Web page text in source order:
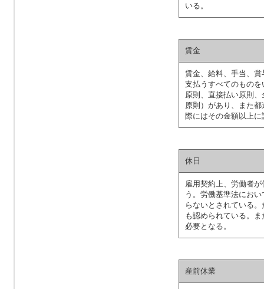
いる。
賃金
賃金、給料、手当、
支払うすべてのもの
原則、直接払い原則
原則）があり、また
際にはその金額以上
休日
雇用契約上、労働者
う。労働基準法にお
らないとされている
も認められている。
必要となる。
産前休業